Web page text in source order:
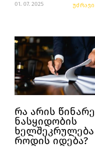
01. 07. 2025
რა არის წინარე
ნასყიდობის
როდის იდება?